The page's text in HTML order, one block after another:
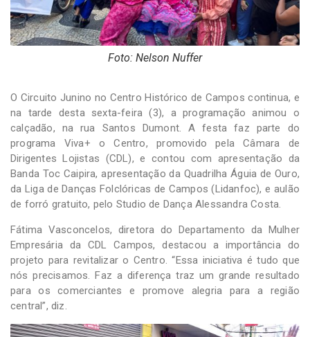
Foto: Nelson Nuffer
O Circuito Junino no Centro Histórico de Campos continua, e
na tarde desta sexta-feira (3), a programação animou o
calçadão, na rua Santos Dumont. A festa faz parte do
programa Viva+ o Centro, promovido pela Câmara de
Dirigentes Lojistas (CDL), e contou com apresentação da
Banda Toc Caipira, apresentação da Quadrilha Águia de Ouro,
da Liga de Danças Folclóricas de Campos (Lidanfoc), e aulão
de forró gratuito, pelo Studio de Dança Alessandra Costa.
Fátima Vasconcelos, diretora do Departamento da Mulher
Empresária da CDL Campos, destacou a importância do
projeto para revitalizar o Centro. “Essa iniciativa é tudo que
nós precisamos. Faz a diferença traz um grande resultado
para os comerciantes e promove alegria para a região
central”, diz.